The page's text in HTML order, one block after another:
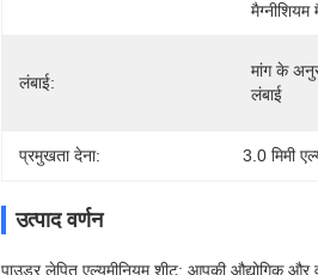
लंबाई:
मांग के
लंबाई
प्रमुखता देना: 3.0 मिमी
उत्पाद वर्णन
पाउडर लेपित एल्यूमीनियम शीट: आपकी औद्योगिक